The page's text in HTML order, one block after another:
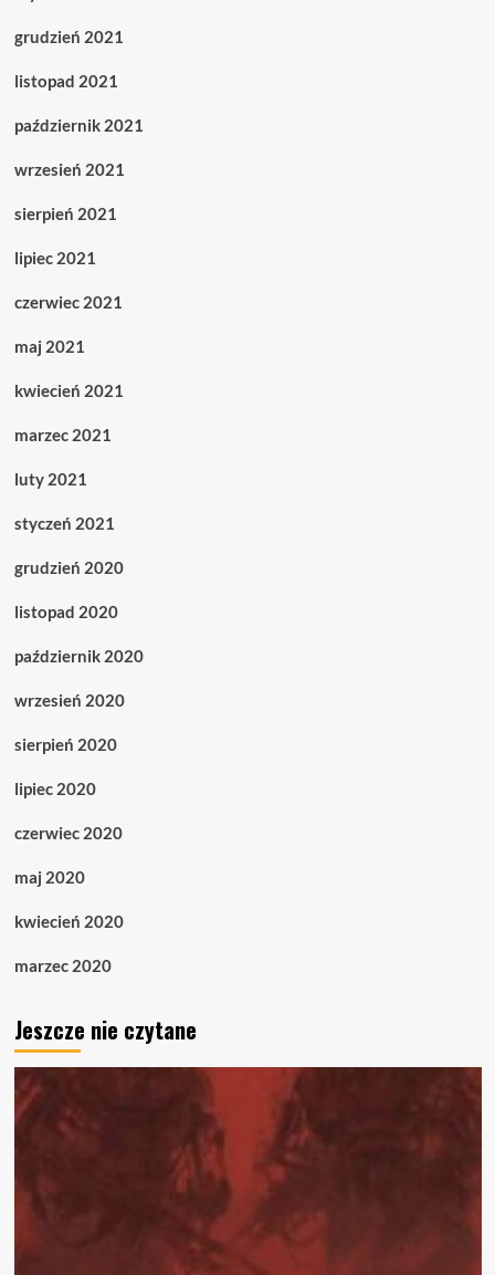
grudzień 2021
listopad 2021
październik 2021
wrzesień 2021
sierpień 2021
lipiec 2021
czerwiec 2021
maj 2021
kwiecień 2021
marzec 2021
luty 2021
styczeń 2021
grudzień 2020
listopad 2020
październik 2020
wrzesień 2020
sierpień 2020
lipiec 2020
czerwiec 2020
maj 2020
kwiecień 2020
marzec 2020
Jeszcze nie czytane